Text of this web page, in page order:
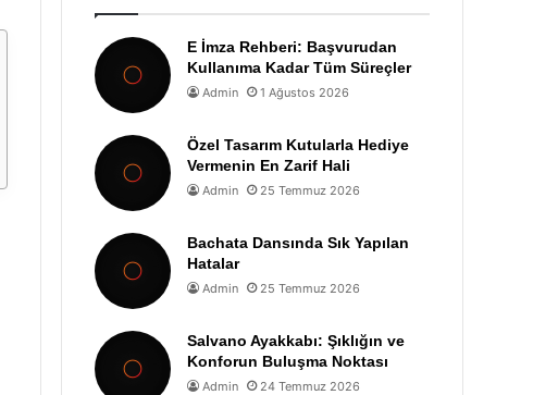
E İmza Rehberi: Başvurudan
Kullanıma Kadar Tüm Süreçler
Admin 1 Ağustos 2026
Özel Tasarım Kutularla Hediye
Vermenin En Zarif Hali
Admin 25 Temmuz 2026
Bachata Dansında Sık Yapılan
Hatalar
Admin 25 Temmuz 2026
Salvano Ayakkabı: Şıklığın ve
Konforun Buluşma Noktası
Admin 24 Temmuz 2026